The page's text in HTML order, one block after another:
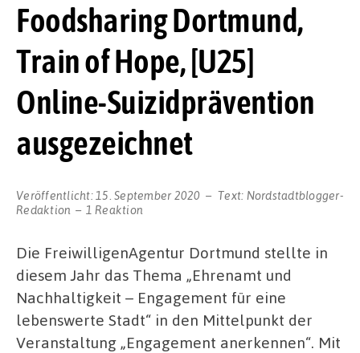
Foodsharing Dortmund,
Train of Hope, [U25]
Online-Suizidprävention
ausgezeichnet
Veröffentlicht: 15. September 2020 Text: Nordstadtblogger-
Redaktion
1 Reaktion
Die FreiwilligenAgentur Dortmund stellte in
diesem Jahr das Thema „Ehrenamt und
Nachhaltigkeit – Engagement für eine
lebenswerte Stadt“ in den Mittelpunkt der
Veranstaltung „Engagement anerkennen“. Mit